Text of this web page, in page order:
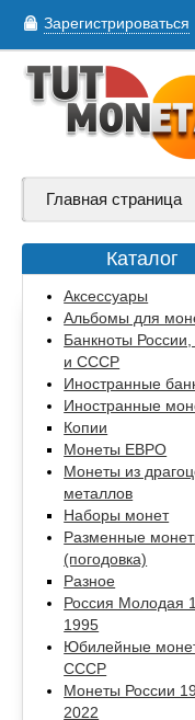
Зарегистрироваться
Главная страница
Каталог
Аксессуары
Альбомы для
Банкноты
и СССР
Иностранные
Иностранные
Копии
Монеты ЕВРО
Монеты из
металлов
Наборы монет
Разменные
(погодовка)
Разное
Россия Молодая
1995
Юбилейные
СССР
Монеты России
2022